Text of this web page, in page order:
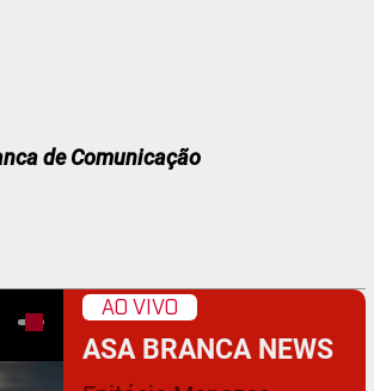
de Comunicação
AO VIVO
ASA BRANCA NEWS